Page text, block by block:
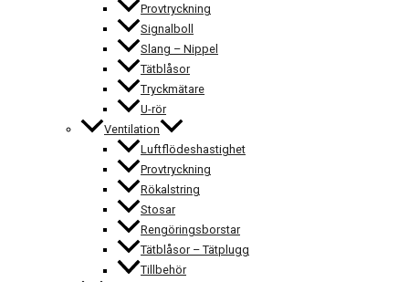
Provtryckning
Signalboll
Slang – Nippel
Tätblåsor
Tryckmätare
U-rör
Ventilation
Luftflödeshastighet
Provtryckning
Rökalstring
Stosar
Rengöringsborstar
Tätblåsor – Tätplugg
Tillbehör